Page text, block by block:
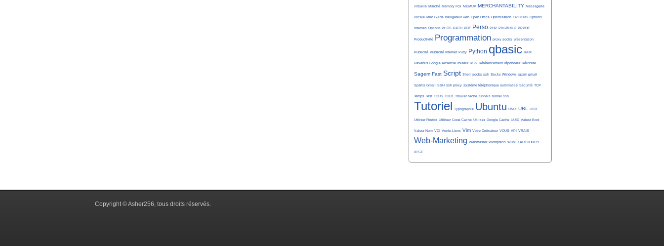
virtuelle Marché Memory Fox MEMUP MERCHANTABILITY Messagerie
vocale Miro Guide navigateur web Open Office Optimisation OPTIONS Options
Internes Options Pr OS PATH PDF Perso PHP PKGBUILD PPPOE
Productivité Programmation proxy socks présentation
Publicité Publicité Internet Putty Python qbasic RAM
Revenus Google Adsense routeur RSS Référencement répondeur Réussite
Sagem Fast Script Shell socks ssh Socks Windows spam gmail
Spams Gmail SSH ssh proxy système téléphonique automatisé Sécurité TCP
Temps Test TOUS TOUT Trouver Niche tunnels tunnel ssh
Tutoriel Typographie Ubuntu UNIX URL USB
Utiliser Firefox Utilisez Coral Cache Utilisez Google Cache UUID Valeur Bool
Valeur Num VCI Vente-Liens Vim Votre Ordinateur VOUS VPI VRAIS
Web-Marketing Webmaster Wordpress Wubi XAUTHORITY
XFCE
Copyright © Asher256, tous droits réservés.